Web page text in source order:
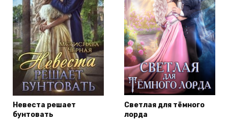
Невеста решает
бунтовать
Светлая для тёмного
лорда